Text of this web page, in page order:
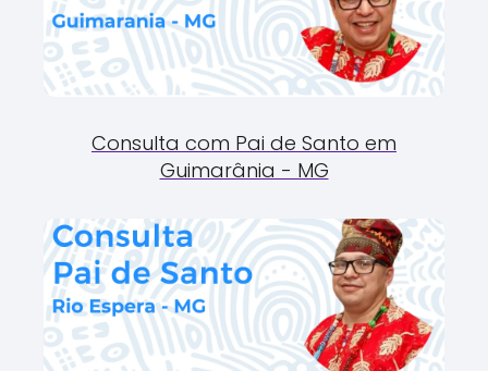
Consulta com Pai de Santo em
Guimarânia - MG